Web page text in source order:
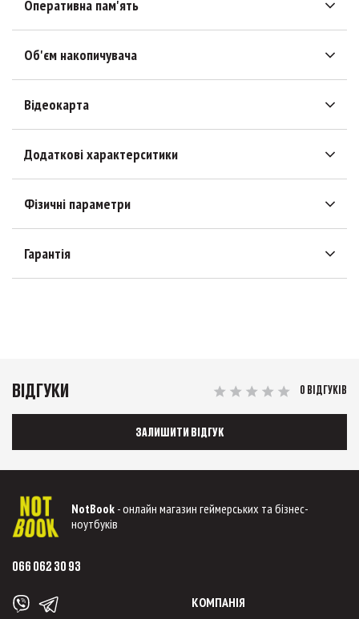
Оперативна пам'ять
Об'єм накопичувача
Відеокарта
Додаткові характерситики
Фізичні параметри
Гарантія
ВІДГУКИ 0 ВІДГУКІВ
ЗАЛИШИТИ ВІДГУК
NotBook - онлайн магазин геймерських та бізнес-
ноутбуків
066 062 30 93
КОМПАНІЯ